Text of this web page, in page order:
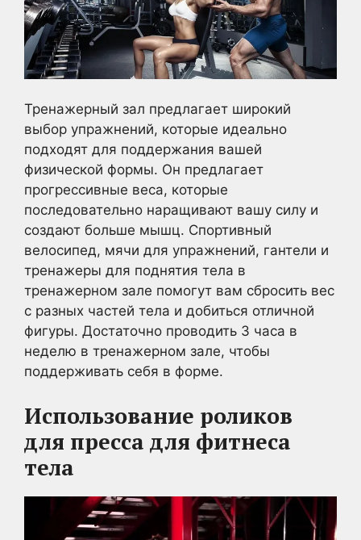
Тренажерный зал предлагает широкий
выбор упражнений, которые идеально
подходят для поддержания вашей
физической формы. Он предлагает
прогрессивные веса, которые
последовательно наращивают вашу силу и
создают больше мышц. Спортивный
велосипед, мячи для упражнений, гантели и
тренажеры для поднятия тела в
тренажерном зале помогут вам сбросить вес
с разных частей тела и добиться отличной
фигуры. Достаточно проводить 3 часа в
неделю в тренажерном зале, чтобы
поддерживать себя в форме.
Использование роликов
для пресса для фитнеса
тела